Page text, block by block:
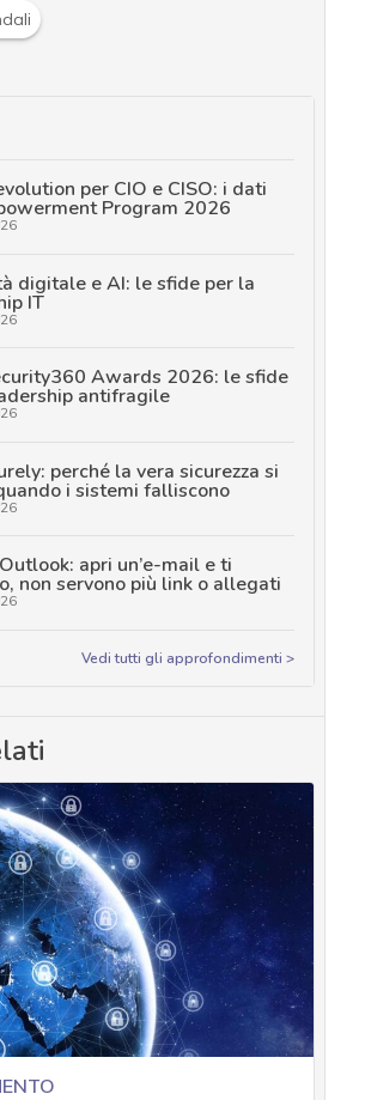
per CIO e CISO: i dati
Program 2026
digitale e AI: le sfide per la
IT
Awards 2026: le sfide
antifragile
perché la vera sicurezza si
i sistemi falliscono
apri un’e-mail e ti
non servono più link o allegati
Vedi tutti gli approfondimenti >